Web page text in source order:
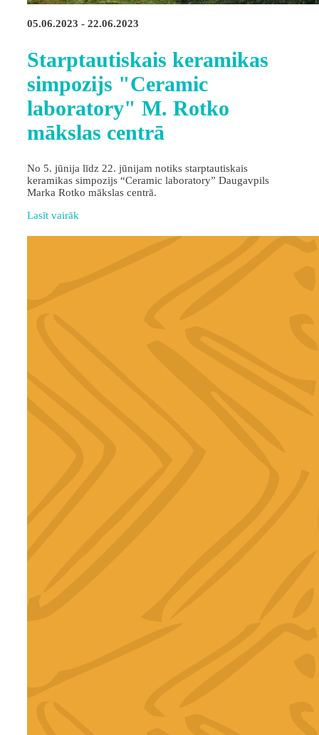
05.06.2023 - 22.06.2023
Starptautiskais keramikas
simpozijs "Ceramic
laboratory" M. Rotko
mākslas centrā
No 5. jūnija līdz 22. jūnijam notiks starptautiskais
keramikas simpozijs “Ceramic laboratory” Daugavpils
Marka Rotko mākslas centrā.
Lasīt vairāk